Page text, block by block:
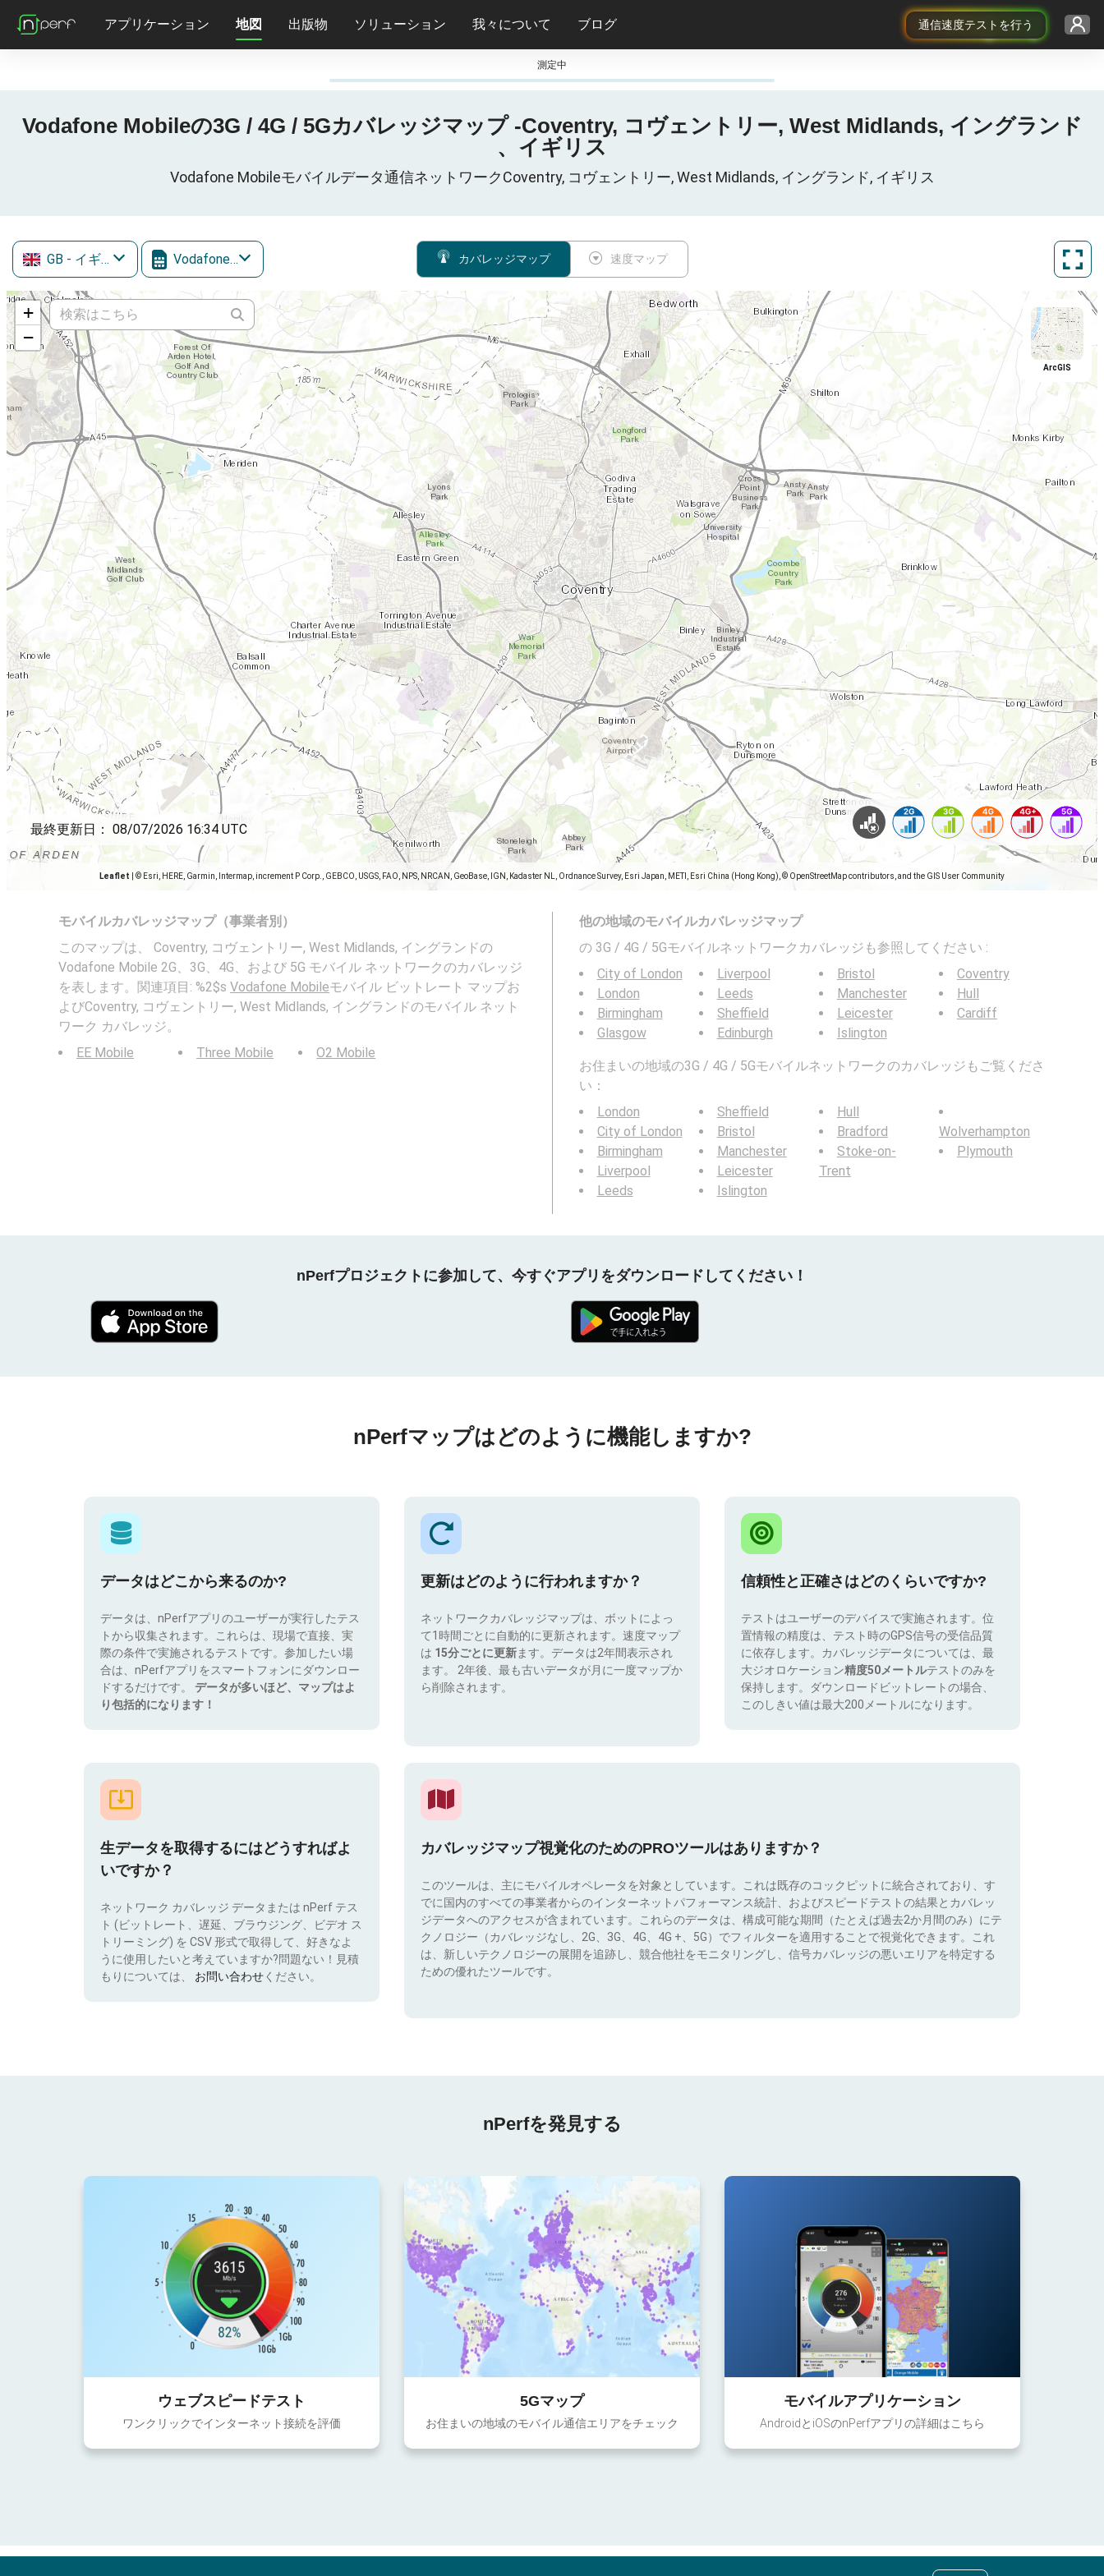
通信速度テストを行う
アプリケーション 地図 出版物 ソリューション 我々について ブログ
測定中
Vodafone Mobileの3G / 4G / 5Gカバレッジマップ -Coventry, コヴェントリー, West Midlands, イングランド
、イギリス
Vodafone Mobileモバイルデータ通信ネットワークCoventry, コヴェントリー, West Midlands, イングランド, イギリス
GB - イギリス Vodafone Mobile カバレッジマップ 速度マップ
+
−
Leaflet © Esri, HERE, Garmin, Intermap, increment P Corp., GEBCO, USGS, FAO, NPS, NRCAN, GeoBase, IGN, Kadaster NL, Ordnance Survey, Esri Japan, METI, Esri China (Hong Kong), © OpenStreetMap contributors, and the GIS User Community
ArcGIS
最終更新日： 08/07/2026 16:34 UTC
モバイルカバレッジマップ（事業者別）
このマップは、 Coventry, コヴェントリー, West Midlands, イングランドの
Vodafone Mobile 2G、3G、4G、および 5G モバイル ネットワークのカバレッジ
を表します。関連項目: %2$s Vodafone Mobileモバイル ビットレート マップお
よびCoventry, コヴェントリー, West Midlands, イングランドのモバイル ネット
ワーク カバレッジ。
EE Mobile
Three Mobile O2 Mobile
他の地域のモバイルカバレッジマップ
の 3G / 4G / 5Gモバイルネットワークカバレッジも参照してください :
City of London
London
Birmingham
Glasgow
Liverpool
Leeds
Sheffield
Edinburgh
Bristol
Manchester
Leicester
Islington
Coventry
Hull
Cardiff
お住まいの地域の3G / 4G / 5Gモバイルネットワークのカバレッジもご覧くださ
い：
London
City of London
Birmingham
Liverpool
Leeds
Sheffield
Bristol
Manchester
Leicester
Islington
Hull
Bradford
Stoke-on-
Trent
Wolverhampton
Plymouth
nPerfプロジェクトに参加して、今すぐアプリをダウンロードしてください！
nPerfマップはどのように機能しますか?
データはどこから来るのか?
データは、nPerfアプリのユーザーが実行したテス
トから収集されます。これらは、現場で直接、実
際の条件で実施されるテストです。参加したい場
合は、nPerfアプリをスマートフォンにダウンロー
ドするだけです。 データが多いほど、マップはよ
り包括的になります！
更新はどのように行われますか？
ネットワークカバレッジマップは、ボットによっ
て1時間ごとに自動的に更新されます。速度マップ
は 15分ごとに更新ます。データは2年間表示され
ます。 2年後、最も古いデータが月に一度マップか
ら削除されます。
信頼性と正確さはどのくらいですか?
テストはユーザーのデバイスで実施されます。位
置情報の精度は、テスト時のGPS信号の受信品質
に依存します。カバレッジデータについては、最
大ジオロケーション精度50メートルテストのみを
保持します。ダウンロードビットレートの場合、
このしきい値は最大200メートルになります。
生データを取得するにはどうすればよ
いですか？
ネットワーク カバレッジ データまたは nPerf テス
ト (ビットレート、遅延、ブラウジング、ビデオ ス
トリーミング) を CSV 形式で取得して、好きなよ
うに使用したいと考えていますか?問題ない！見積
もりについては、 お問い合わせください。
カバレッジマップ視覚化のためのPROツールはありますか？
このツールは、主にモバイルオペレータを対象としています。これは既存のコックピットに統合されており、す
でに国内のすべての事業者からのインターネットパフォーマンス統計、およびスピードテストの結果とカバレッ
ジデータへのアクセスが含まれています。これらのデータは、構成可能な期間（たとえば過去2か月間のみ）にテ
クノロジー（カバレッジなし、2G、3G、4G、4G +、5G）でフィルターを適用することで視覚化できます。これ
は、新しいテクノロジーの展開を追跡し、競合他社をモニタリングし、信号カバレッジの悪いエリアを特定する
ための優れたツールです。
nPerfを発見する
ウェブスピードテスト
ワンクリックでインターネット接続を評価
5Gマップ
お住まいの地域のモバイル通信エリアをチェック
モバイルアプリケーション
AndroidとiOSのnPerfアプリの詳細はこちら